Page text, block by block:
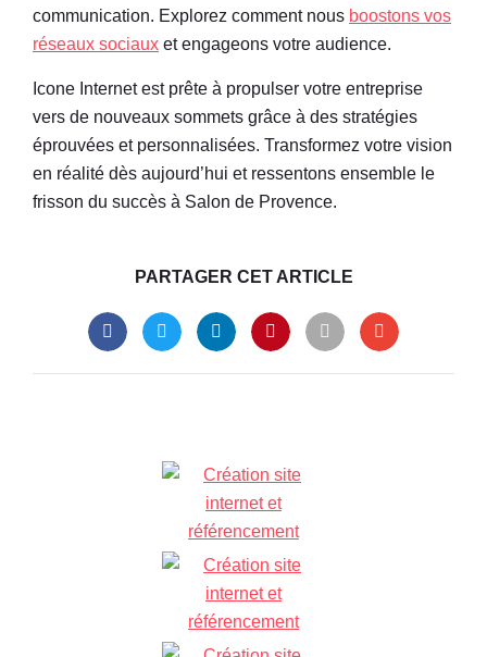
communication. Explorez comment nous boostons vos
réseaux sociaux et engageons votre audience.
Icone Internet est prête à propulser votre entreprise
vers de nouveaux sommets grâce à des stratégies
éprouvées et personnalisées. Transformez votre vision
en réalité dès aujourd’hui et ressentons ensemble le
frisson du succès à Salon de Provence.
PARTAGER CET ARTICLE